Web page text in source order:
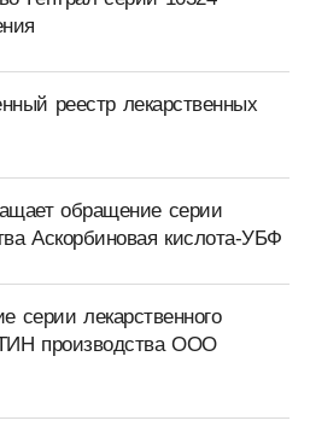
реестр лекарственных
обращение серии
Аскорбиновая кислота-УБФ
серии лекарственного
производства ООО